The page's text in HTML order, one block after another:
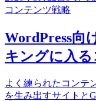
コンテンツ戦略
WordPress向
キングに入
よく練られたコンテ
を生み出すサイトと